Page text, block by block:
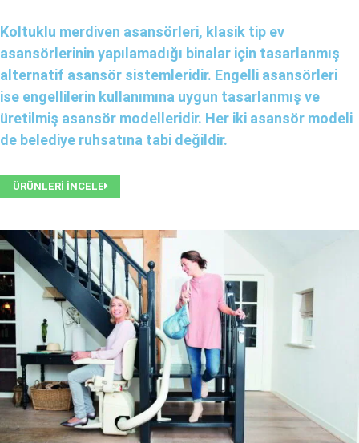
Koltuklu merdiven asansörleri, klasik tip ev
asansörlerinin yapılamadığı binalar için tasarlanmış
alternatif asansör sistemleridir. Engelli asansörleri
ise engellilerin kullanımına uygun tasarlanmış ve
üretilmiş asansör modelleridir. Her iki asansör modeli
de belediye ruhsatına tabi değildir.
ÜRÜNLERİ İNCELE